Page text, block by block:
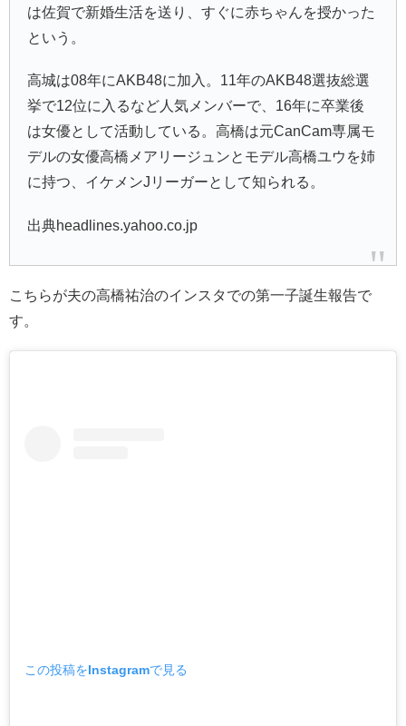
は佐賀で新婚生活を送り、すぐに赤ちゃんを授かった
という。
高城は08年にAKB48に加入。11年のAKB48選抜総選
挙で12位に入るなど人気メンバーで、16年に卒業後
は女優として活動している。高橋は元CanCam専属モ
デルの女優高橋メアリージュンとモデル高橋ユウを姉
に持つ、イケメンJリーガーとして知られる。
出典headlines.yahoo.co.jp
こちらが夫の高橋祐治のインスタでの第一子誕生報告で
す。
この投稿をInstagramで見る